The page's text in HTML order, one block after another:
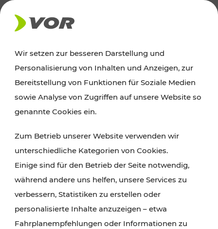
AKTUELLES
News
Alle wichtigen Meldungen zu Fahrplanänderungen,
finden Sie hier im Überblick.
Wir setzen zur besseren Darstellung und
Personalisierung von Inhalten und Anzeigen, zur
Bereitstellung von Funktionen für Soziale Medien
sowie Analyse von Zugriffen auf unsere Website so
genannte Cookies ein.
Zum Betrieb unserer Website verwenden wir
unterschiedliche Kategorien von Cookies.
Einige sind für den Betrieb der Seite notwendig,
während andere uns helfen, unsere Services zu
verbessern, Statistiken zu erstellen oder
personalisierte Inhalte anzuzeigen – etwa
Fahrplanempfehlungen oder Informationen zu